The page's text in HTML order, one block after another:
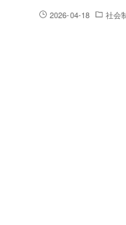
2026-04-18 社会